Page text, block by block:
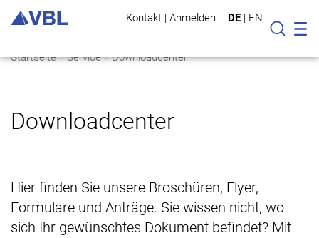
Kontakt | Anmelden DE | EN
Suche
Startseite Service Downloadcenter
Downloadcenter
Hier finden Sie unsere Broschüren, Flyer,
Formulare und Anträge. Sie wissen nicht, wo
sich Ihr gewünschtes Dokument befindet? Mit